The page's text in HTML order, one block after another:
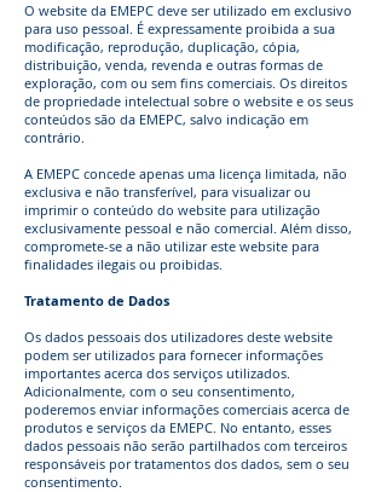
O website da EMEPC deve ser utilizado em exclusivo
para uso pessoal. É expressamente proibida a sua
modificação, reprodução, duplicação, cópia,
distribuição, venda, revenda e outras formas de
exploração, com ou sem fins comerciais. Os direitos
de propriedade intelectual sobre o website e os seus
conteúdos são da EMEPC, salvo indicação em
contrário.
A EMEPC concede apenas uma licença limitada, não
exclusiva e não transferível, para visualizar ou
imprimir o conteúdo do website para utilização
exclusivamente pessoal e não comercial. Além disso,
compromete-se a não utilizar este website para
finalidades ilegais ou proibidas.
Tratamento de Dados
Os dados pessoais dos utilizadores deste website
podem ser utilizados para fornecer informações
importantes acerca dos serviços utilizados.
Adicionalmente, com o seu consentimento,
poderemos enviar informações comerciais acerca de
produtos e serviços da EMEPC. No entanto, esses
dados pessoais não serão partilhados com terceiros
responsáveis por tratamentos dos dados, sem o seu
consentimento.